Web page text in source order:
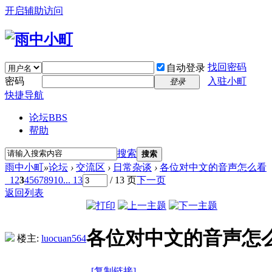
开启辅助访问
自动登录 找回密码
密码
登录
入驻小町
快捷导航
论坛BBS
帮助
搜索 搜索
雨中小町»论坛 › 交流区 › 日常杂谈 › 各位对中文的音声怎么看
1 2345678910... 13 / 13 页下一页
返回列表
楼主: luocuan564各位对中文的音声怎